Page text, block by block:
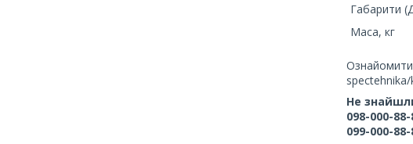
Габарити
Маса, кг
Не
098-000-88-
099-000-88-